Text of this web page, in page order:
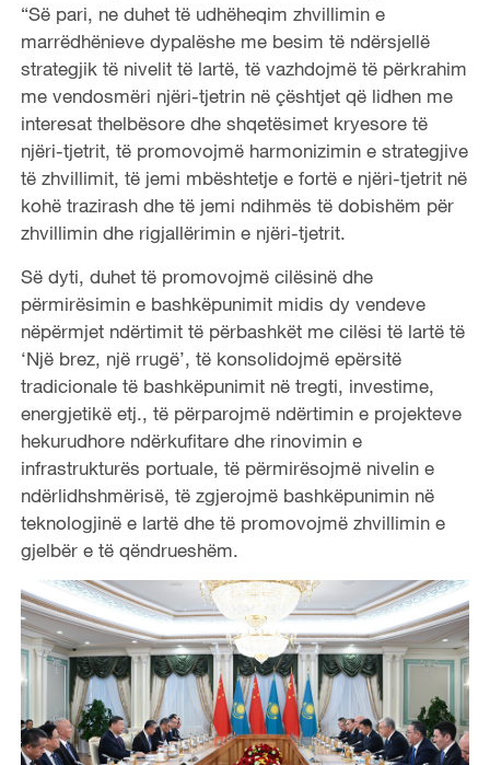
“Së pari, ne duhet të udhëheqim zhvillimin e
marrëdhënieve dypalëshe me besim të ndërsjellë
strategjik të nivelit të lartë, të vazhdojmë të përkrahim
me vendosmëri njëri-tjetrin në çështjet që lidhen me
interesat thelbësore dhe shqetësimet kryesore të
njëri-tjetrit, të promovojmë harmonizimin e strategjive
të zhvillimit, të jemi mbështetje e fortë e njëri-tjetrit në
kohë trazirash dhe të jemi ndihmës të dobishëm për
zhvillimin dhe rigjallërimin e njëri-tjetrit.
Së dyti, duhet të promovojmë cilësinë dhe
përmirësimin e bashkëpunimit midis dy vendeve
nëpërmjet ndërtimit të përbashkët me cilësi të lartë të
‘Një brez, një rrugë’, të konsolidojmë epërsitë
tradicionale të bashkëpunimit në tregti, investime,
energjetikë etj., të përparojmë ndërtimin e projekteve
hekurudhore ndërkufitare dhe rinovimin e
infrastrukturës portuale, të përmirësojmë nivelin e
ndërlidhshmërisë, të zgjerojmë bashkëpunimin në
teknologjinë e lartë dhe të promovojmë zhvillimin e
gjelbër e të qëndrueshëm.